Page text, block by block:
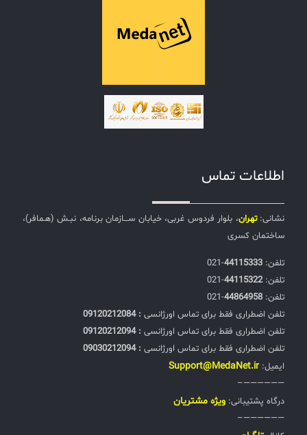
اطلاعات تماس
نشانی:تهران، بلوار فردوس غربی، خیابان ســـازمان برنامه، نبـش (هـمافر)،
ساختمان کسری
تلفن:‌ 44115333
-021
تلفن:‌44115322
-021
تلفن:‌ 44864958
-021
تلفن اضطراری فقط برای تماس اورژانسی : 09120212084
تلفن اضطراری فقط برای تماس اورژانسی : 09120212094
تلفن اضطراری فقط برای تماس اورژانسی : 09030212094
ایمیل: Support@MedaNet.ir
——————–
درگاه پشتیبانی: ويژه مشتریان
——————–